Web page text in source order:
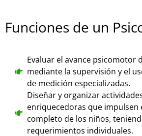
Funciones de un
Evaluar el avance psicomotor
mediante la supervisión y el
de medición especializadas.
Diseñar y organizar
enriquecedoras que impulsen
completo de los niños,
requerimientos individuales.